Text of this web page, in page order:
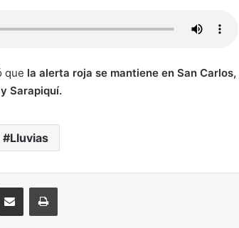
que la alerta roja se mantiene en San Carlos,
Sarapiquí.
Lluvias
Compartir por correo electrónicoImprimir